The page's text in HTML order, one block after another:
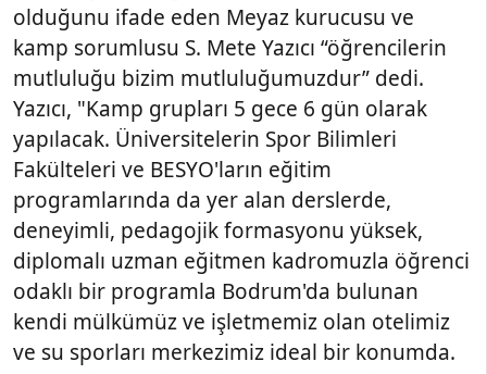
olduğunu ifade eden Meyaz kurucusu ve
kamp sorumlusu S. Mete Yazıcı “öğrencilerin
mutluluğu bizim mutluluğumuzdur” dedi.
Yazıcı, "Kamp grupları 5 gece 6 gün olarak
yapılacak. Üniversitelerin Spor Bilimleri
Fakülteleri ve BESYO'ların eğitim
programlarında da yer alan derslerde,
deneyimli, pedagojik formasyonu yüksek,
diplomalı uzman eğitmen kadromuzla öğrenci
odaklı bir programla Bodrum'da bulunan
kendi mülkümüz ve işletmemiz olan otelimiz
ve su sporları merkezimiz ideal bir konumda.